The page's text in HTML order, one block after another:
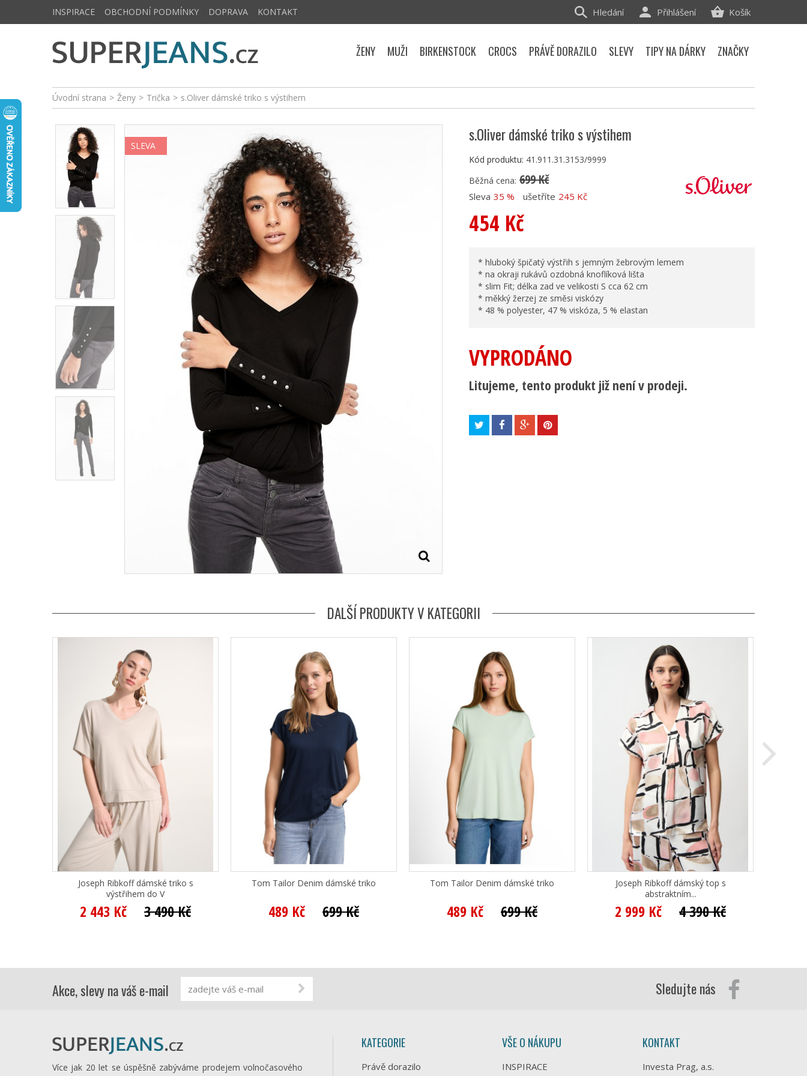
Úvodní strana > Ženy > Trička > s.Oliver dámské triko s výstihem
SLEVA
s.Oliver dámské triko s výstihem
Kód produktu: 41.911.31.3153/9999
Běžná cena: 699 Kč
Sleva 35 % ušetříte 245 Kč
454 Kč
* hluboký špičatý výstřih s jemným žebrovým lemem
* na okraji rukávů ozdobná knoflíková lišta
* slim Fit; délka zad ve velikosti S cca 62 cm
* měkký žerzej ze směsi viskózy
* 48 % polyester, 47 % viskóza, 5 % elastan
VYPRODÁNO
Litujeme, tento produkt již není v prodeji.
DALŠÍ PRODUKTY V KATEGORII
Joseph Ribkoff dámské triko s
výstřihem do V
2 443 Kč 3 490 Kč
Tom Tailor Denim dámské triko
489 Kč 699 Kč
Tom Tailor Denim dámské triko
489 Kč 699 Kč
Joseph Ribkoff dámský top s
abstraktním...
2 999 Kč 4 390 Kč
INSPIRACE OBCHODNÍ PODMÍNKY DOPRAVA KONTAKT Košík
Přihlášení
Hledání
ŽENY MUŽI BIRKENSTOCK CROCS PRÁVĚ DORAZILO SLEVY TIPY NA DÁRKY ZNAČKY
Akce, slevy na váš e-mail Sledujte nás
Více jak 20 let se úspěšně zabýváme prodejem volnočasového
KATEGORIE
Právě dorazilo
VŠE O NÁKUPU
INSPIRACE
KONTAKT
Investa Prag, a.s.